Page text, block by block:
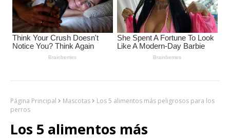
Página Principal Mascotas
Los 5 alimentos más peligrosos para los
perros
Los 5 alimentos más